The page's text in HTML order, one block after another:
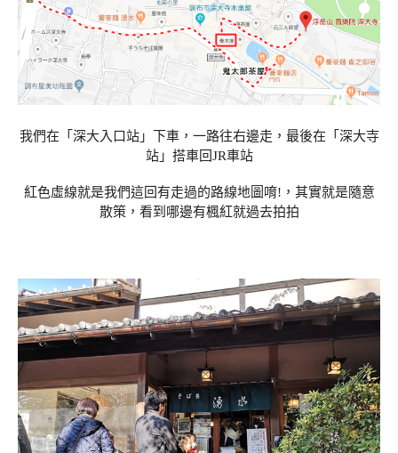
我們在「深大入口站」下車，一路往右邊走，最後在「深大寺
站」搭車回JR車站
紅色虛線就是我們這回有走過的路線地圖唷!，其實就是隨意
散策，看到哪邊有楓紅就過去拍拍